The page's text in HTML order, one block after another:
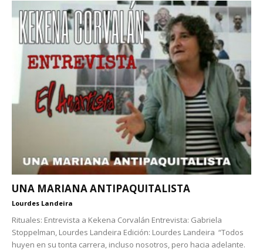
UNA MARIANA ANTIPAQUITALISTA
Lourdes Landeira
Rituales: Entrevista a Kekena Corvalán Entrevista: Gabriela
Stoppelman, Lourdes Landeira Edición: Lourdes Landeira “Todos
huyen en su tonta carrera, incluso nosotros, pero hacia adelante.